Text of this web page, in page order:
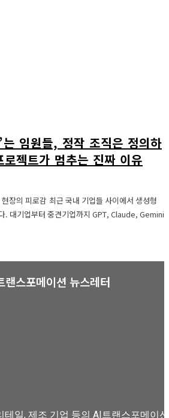
임원들, 정작 조직은 정의하
젝트가 멈추는 진짜 이유
기업들 사이에서 생성형
. 대기업부터 중견기업까지 GPT, Claude, Gemini
랜스포메이션 뉴스레터
테일, 제조 기업 등의 AI트랜스포메이션